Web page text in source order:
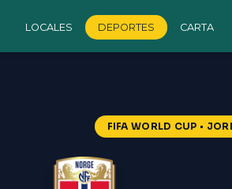
LOCALES DEPORTES CARTA
FIFA WORLD CUP •